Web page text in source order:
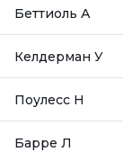
Беттиоль А
Келдерман У
Поулесс Н
Барре Л